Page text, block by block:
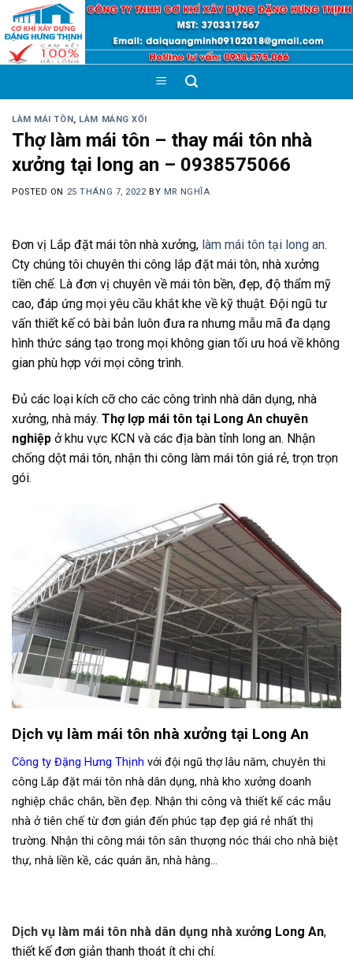
Skip
content
LÀM MÁI TÔN , LÀM MÁNG XỐI
Thợ làm mái tôn – thay mái tôn nhà
xưởng tại long an – 0938575066
POSTED ON 25 THÁNG 7, 2022BY MR NGHĨA
Đơn vị Lắp đặt mái tôn nhà xưởng, làm mái tôn tại long an.
Cty chúng tôi chuyên thi công lắp đặt mái tôn, nhà xưởng
tiền chế. Là đơn vị chuyên về mái tôn bền, đẹp, độ thẩm mỹ
cao, đáp ứng mọi yêu cầu khắt khe về kỹ thuật. Đội ngũ tư
vấn thiết kế có bài bản luôn đưa ra nhưng mẫu mã đa dạng
hình thức sáng tạo trong mọi không gian tối ưu hoá về không
gian phù hợp với mọi công trình.
Đủ các loại kích cỡ cho các công trình nhà dân dụng, nhà
xưởng, nhà máy. Thợ lợp mái tôn tại Long An chuyên
nghiệp ở khu vực KCN và các địa bàn tỉnh long an. Nhận
chống dột mái tôn, nhận thi công làm mái tôn giá rẻ, trọn trọn
gói.
Dịch vụ làm mái tôn nhà xưởng tại Long An
Công ty Đặng Hưng Thịnh với đội ngũ thợ lâu năm, chuyên thi
công Lắp đặt mái tôn nhà dân dụng, nhà kho xưởng doanh
nghiệp chắc chắn, bền đẹp. Nhận thi công và thiết kế các mẫu
nhà ở tiên chế từ đơn giản đến phúc tạp đẹp giá rẻ nhất thị
trường. Nhận thi công mái tôn sân thượng nóc thái cho nhà biệt
thự, nhà liền kề, các quán ăn, nhà hàng…
Dịch vụ làm mái tôn nhà dân dụng nhà xưởng Long An,
thiết kế đơn giản thanh thoát ít chi chí.